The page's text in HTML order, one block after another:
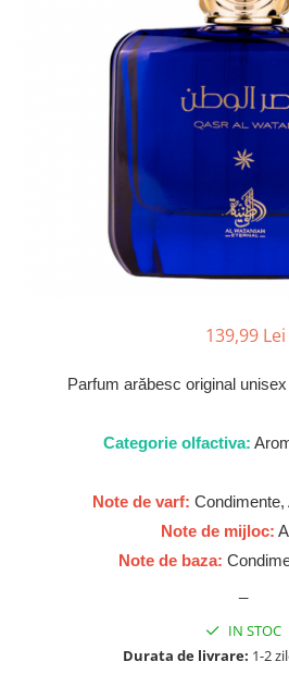
Parfumuri de SEARA
Parfumuri de VARA
Parfumuri de IARNA
Grandeur Elite
Maison Alhambra
139,99 Lei
Parfum arăbesc original
Categorie olfactiva:
Note de varf:
Note de mijloc:
Note de baza:
IN STOC
Durata de livrare: 1-2